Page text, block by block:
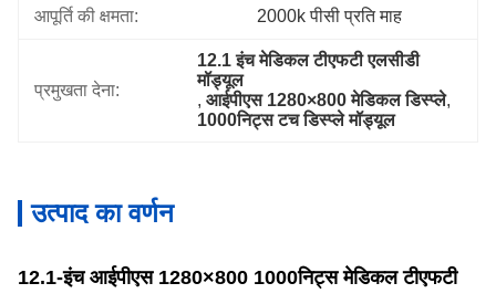
आपूर्ति की क्षमता: 2000k पीसी प्रति माह
प्रमुखता देना:
12.1 इंच मेडिकल टीएफटी एलसीडी
मॉड्यूल
, आईपीएस 1280×800 मेडिकल डिस्प्ले,
1000निट्स टच डिस्प्ले मॉड्यूल
उत्पाद का वर्णन
12.1-इंच आईपीएस 1280×800 1000निट्स मेडिकल टीएफटी